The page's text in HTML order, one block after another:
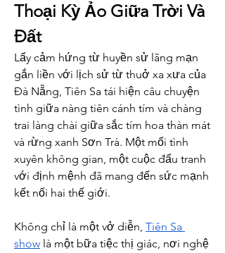
Thoại Kỳ Ảo Giữa Trời Và
Đất
Lấy cảm hứng từ huyền sử lãng mạn
gắn liền với lịch sử từ thuở xa xưa của
Đà Nẵng, Tiên Sa tái hiện câu chuyện
tình giữa nàng tiên cánh tím và chàng
trai làng chài giữa sắc tím hoa thàn mát
và rừng xanh Sơn Trà. Một mối tình
xuyên không gian, một cuộc đấu tranh
với định mệnh đã mang đến sức mạnh
kết nối hai thế giới.
Không chỉ là một vở diễn, Tiên Sa
show là một bữa tiệc thị giác, nơi nghệ